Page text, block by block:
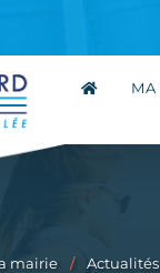
MA
mairie Actualités